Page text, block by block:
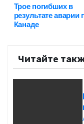
Н
а
в
и
Трое погибших в
результате аварии
Канаде
Читайте